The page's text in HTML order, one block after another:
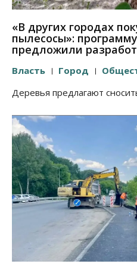
«В других городах
пылесосы»:
предложили
Власть Город
Деревья предлагают